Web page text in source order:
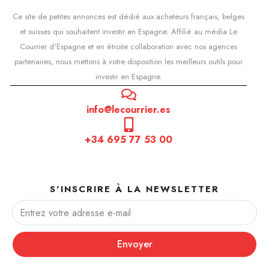
Ce site de petites annonces est dédié aux acheteurs français, belges
et suisses qui souhaitent investir en Espagne. Affilié au média Le
Courrier d'Espagne et en étroite collaboration avec nos agences
partenaires, nous mettons à votre disposition les meilleurs outils pour
investir en Espagne.
info@lecourrier.es
+34 695 77 53 00
S'INSCRIRE À LA NEWSLETTER
Envoyer